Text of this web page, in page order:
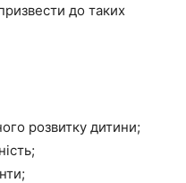
до таких
розвитку дитини;